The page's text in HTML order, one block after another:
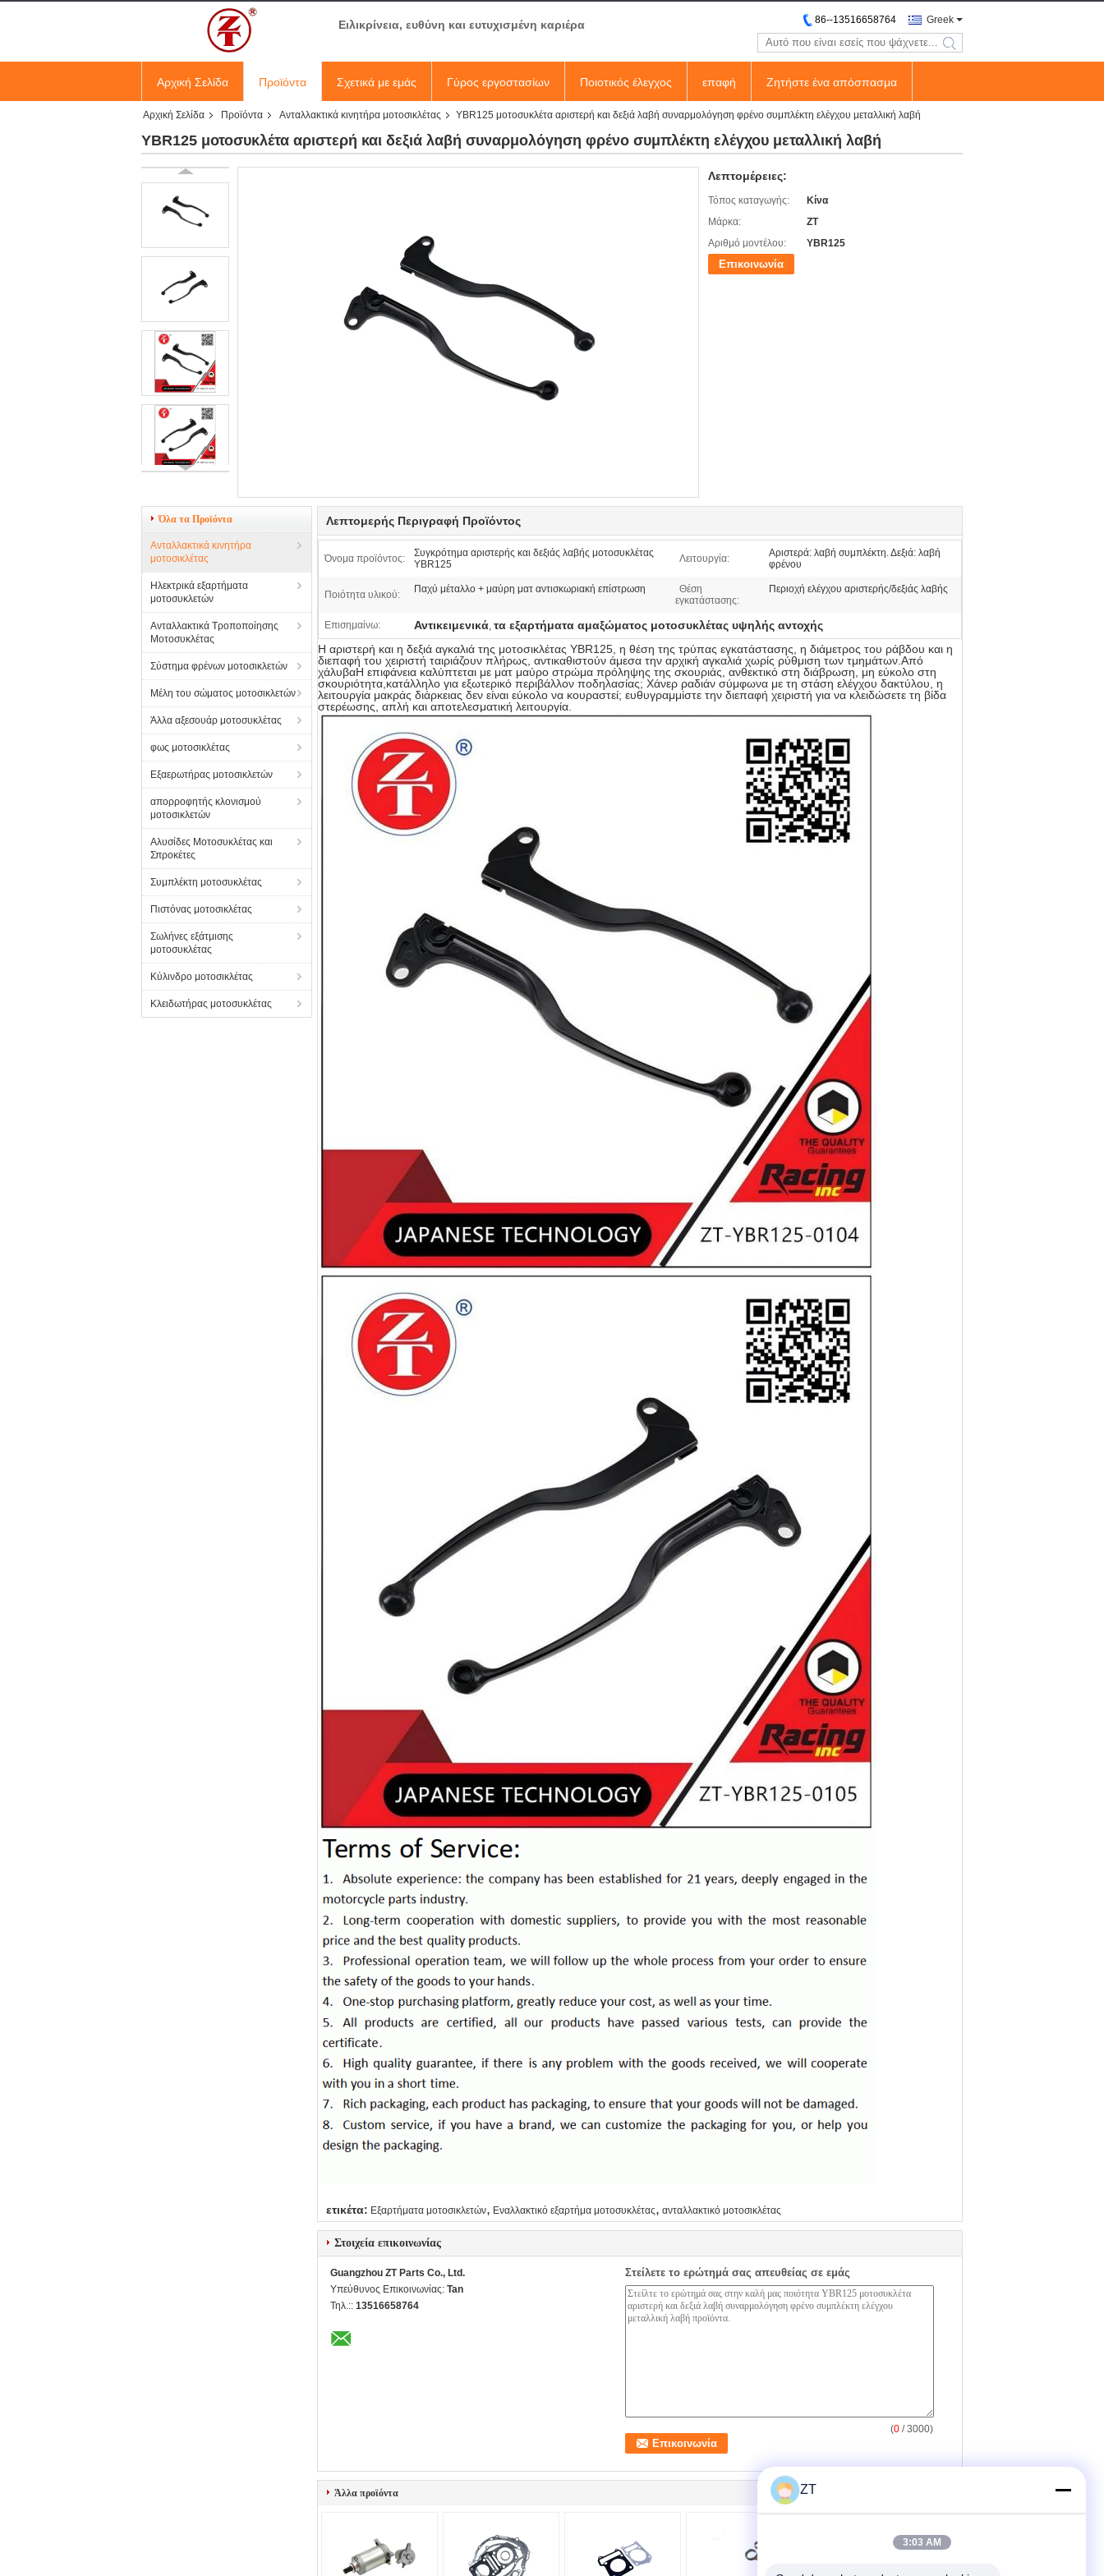
Ειλικρίνεια, ευθύνη και ευτυχισμένη καριέρα Greek
86--13516658764
search
Αρχική Σελίδα Προϊόντα Σχετικά με εμάς Γύρος εργοστασίων Ποιοτικός έλεγχος επαφή Ζητήστε ένα απόσπασμα
Αρχική Σελίδα Προϊόντα Ανταλλακτικά κινητήρα μοτοσικλέτας YBR125 μοτοσυκλέτα αριστερή και δεξιά λαβή συναρμολόγηση φρένο συμπλέκτη ελέγχου μεταλλική λαβή
YBR125 μοτοσυκλέτα αριστερή και δεξιά λαβή συναρμολόγηση φρένο συμπλέκτη ελέγχου μεταλλική λαβή
Λεπτομέρειες:
Τόπος καταγωγής:
Κίνα
Μάρκα:
ZT
Αριθμό μοντέλου:
YBR125
Επικοινωνία
Όλα τα Προϊόντα
Ανταλλακτικά κινητήρα
μοτοσικλέτας
Ηλεκτρικά εξαρτήματα
μοτοσυκλετών
Ανταλλακτικά Τροποποίησης
Μοτοσυκλέτας
Σύστημα φρένων μοτοσικλετών
Μέλη του σώματος μοτοσικλετών
Άλλα αξεσουάρ μοτοσυκλέτας
φως μοτοσικλέτας
Εξαερωτήρας μοτοσικλετών
απορροφητής κλονισμού
μοτοσικλετών
Αλυσίδες Μοτοσυκλέτας και
Σπροκέτες
Συμπλέκτη μοτοσυκλέτας
Πιστόνας μοτοσικλέτας
Σωλήνες εξάτμισης
μοτοσυκλέτας
Κύλινδρο μοτοσικλέτας
Κλειδωτήρας μοτοσυκλέτας
Λεπτομερής Περιγραφή Προϊόντος
Όνομα προϊόντος:
Συγκρότημα αριστερής και δεξιάς λαβής μοτοσυκλέτας
YBR125
Λειτουργία:
Αριστερά: λαβή συμπλέκτη. Δεξιά: λαβή
φρένου
Ποιότητα υλικού: Παχύ μέταλλο + μαύρη ματ αντισκωριακή επίστρωση
Θέση
εγκατάστασης:
Περιοχή ελέγχου αριστερής/δεξιάς λαβής
Επισημαίνω: Αντικειμενικά, τα εξαρτήματα αμαξώματος μοτοσυκλέτας υψηλής αντοχής
Η αριστερή και η δεξιά αγκαλιά της μοτοσικλέτας YBR125, η θέση της τρύπας εγκατάστασης, η διάμετρος του ράβδου και η
διεπαφή του χειριστή ταιριάζουν πλήρως, αντικαθιστούν άμεσα την αρχική αγκαλιά χωρίς ρύθμιση των τμημάτων.Από
χάλυβαΗ επιφάνεια καλύπτεται με ματ μαύρο στρώμα πρόληψης της σκουριάς, ανθεκτικό στη διάβρωση, μη εύκολο στη
σκουριότητα,κατάλληλο για εξωτερικό περιβάλλον ποδηλασίας; Χάνερ ραδιάν σύμφωνα με τη στάση ελέγχου δακτύλου, η
λειτουργία μακράς διάρκειας δεν είναι εύκολο να κουραστεί; ευθυγραμμίστε την διεπαφή χειριστή για να κλειδώσετε τη βίδα
στερέωσης, απλή και αποτελεσματική λειτουργία.
ετικέτα: Εξαρτήματα μοτοσικλετών, Εναλλακτικό εξαρτήμα μοτοσυκλέτας, ανταλλακτικό μοτοσικλέτας
Στοιχεία επικοινωνίας
Guangzhou ZT Parts Co., Ltd.
Υπεύθυνος Επικοινωνίας: Tan
Τηλ.:: 13516658764
Στείλετε το ερώτημά σας απευθείας σε εμάς
(0 / 3000)
Άλλα προϊόντα ZT
3:03 AM